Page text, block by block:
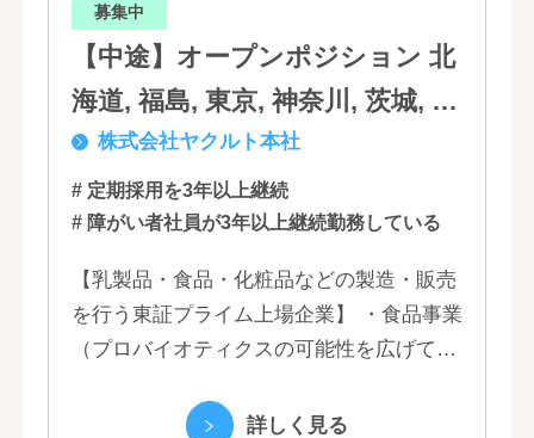
募集中
【中途】オープンポジション 北
海道, 福島, 東京, 神奈川, 茨城, 静
岡, 大阪, 兵庫, 福岡, 佐賀
株式会社ヤクルト本社
# 定期採用を3年以上継続
# 障がい者社員が3年以上継続勤務している
【乳製品・食品・化粧品などの製造・販売
を行う東証プライム上場企業】 ・食品事業
（プロバイオティクスの可能性を広げてい
る優れた機能性飲料） ・国際事業（40の
詳しく見る